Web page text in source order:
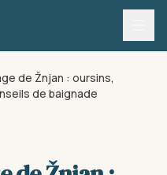
de Žnjan : oursins,
de baignade